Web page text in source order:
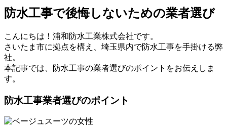
防水工事で後悔しないための業者選び
こんにちは！浦和防水工業株式会社です。
さいたま市に拠点を構え、埼玉県内で防水工事を手掛ける弊
社。
本記事では、防水工事の業者選びのポイントをお伝えしま
す。
防水工事業者選びのポイント